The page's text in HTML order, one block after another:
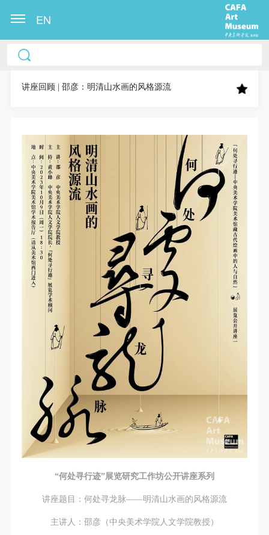
EN
讲座回顾 | 邵彦：明清山水画的风格源流
“何处寻行迹”展览研究工作坊公开讲座系列
讲座题目：何处寻龙脉——明清山水画的风格源流
主讲人：邵彦（中央美术学院人文学院教授）
中央美术学院美术馆出版授权协议书
称“CAFAM”），愿意将本人参与中央美术学院美术馆
果（如参与工作坊创作的作品）提交中央美术学院用
作发表、出版。中央美术学院可以以电子、网络及其
它数字媒体形式公开出版，并同意编入《中国知识资
源总库》《中央美术学院资料库》《中央美术学院美
术馆资料库》等相关资料、文献、档案机构和平台，
在中央美术学院中使用和在互联网上传播，同意按相
关“章程”规定享受相关权益。
中央美术学院美术馆活动安全免责协议书
第一条
本次活动公平公正、自愿参加与退出、风险与责任自
负的原则。但活动有风险，参加者应有必要的风险意
参加本次活动者必须遵守中华人民共和国的相关法
律、法规，必须遵循道德和社会公德规范，并应该具
备以人为本、团结友爱、互相帮助和助人为乐的良好
品质。
第三条
参加本次活动人员应该是成年人（具有完全民事行为
能力的人，18周岁以上）未成年人必须在成年人的陪
同下参观。
励参加者自行购买人身安全保险。活动中一旦出现事
中央美术学院美术馆出版授权协议书
称“CAFAM”），愿意将本人参与中央美术学院美术馆
果（如参与工作坊创作的作品）提交中央美术学院用
作发表、出版。中央美术学院可以以电子、网络及其
它数字媒体形式公开出版，并同意编入《中国知识资
源总库》《中央美术学院资料库》《中央美术学院美
术馆资料库》等相关资料、文献、档案机构和平台，
在中央美术学院中使用和在互联网上传播，同意按相
关“章程”规定享受相关权益。
中央美术学院美术馆活动安全免责协议书
第一条
本次活动公平公正、自愿参加与退出、风险与责任自
负的原则。但活动有风险，参加者应有必要的风险意
参加本次活动者必须遵守中华人民共和国的相关法
律、法规，必须遵循道德和社会公德规范，并应该具
备以人为本、团结友爱、互相帮助和助人为乐的良好
品质。
第三条
参加本次活动人员应该是成年人（具有完全民事行为
能力的人，18周岁以上）未成年人必须在成年人的陪
同下参观。
励参加者自行购买人身安全保险。活动中一旦出现事
中央美术学院美术馆出版授权协议书
称“CAFAM”），愿意将本人参与中央美术学院美术馆
果（如参与工作坊创作的作品）提交中央美术学院用
作发表、出版。中央美术学院可以以电子、网络及其
它数字媒体形式公开出版，并同意编入《中国知识资
源总库》《中央美术学院资料库》《中央美术学院美
术馆资料库》等相关资料、文献、档案机构和平台，
在中央美术学院中使用和在互联网上传播，同意按相
关“章程”规定享受相关权益。
中央美术学院美术馆活动安全免责协议书
第一条
本次活动公平公正、自愿参加与退出、风险与责任自
负的原则。但活动有风险，参加者应有必要的风险意
参加本次活动者必须遵守中华人民共和国的相关法
律、法规，必须遵循道德和社会公德规范，并应该具
备以人为本、团结友爱、互相帮助和助人为乐的良好
品质。
第三条
参加本次活动人员应该是成年人（具有完全民事行为
能力的人，18周岁以上）未成年人必须在成年人的陪
同下参观。
励参加者自行购买人身安全保险。活动中一旦出现事